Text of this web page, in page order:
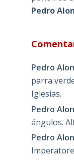
Pedro
Pedro
parra
Iglesias.
Pedro
ángulos.
Pedro